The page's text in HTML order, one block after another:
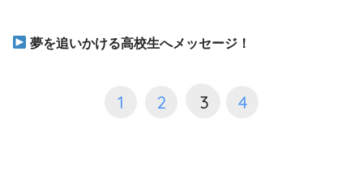
夢を追いかける高校生へメッセージ！
1 2 3 4